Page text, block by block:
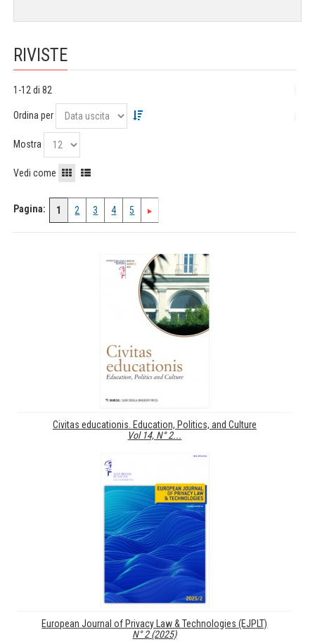
RIVISTE
1-12 di 82
Ordina per
Mostra
Vedi come
Pagina: 1 2 3 4 5
Civitas educationis. Education, Politics, and Culture
Vol 14, N° 2...
European Journal of Privacy Law & Technologies (EJPLT)
N° 2 (2025)